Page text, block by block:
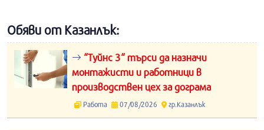
Обяви от Казанлък:
“Туйнс 3“ търси да назначи
монтажисти и работници в
производствен цех за дограма
Работа 07/08/2026 гр.Казанлък